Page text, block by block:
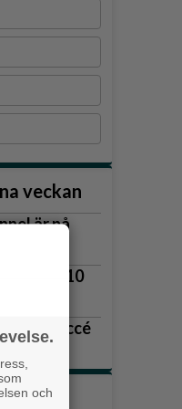
veckan
är på
3–10
blev succé
och